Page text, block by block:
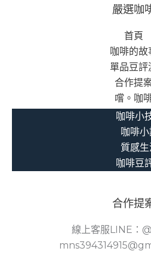
嚴選咖
首頁
咖啡的故
單品豆評
合作提
嚐。咖
咖啡小
咖啡小
質感
咖啡豆
合作提
線上客服LINE：